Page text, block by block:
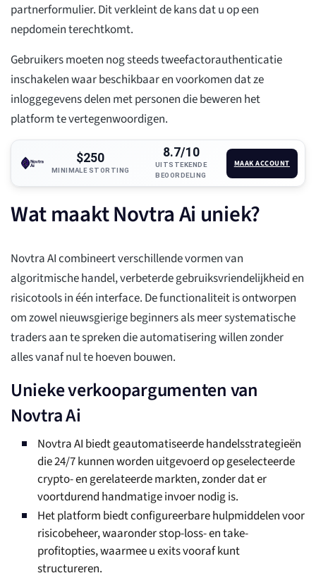
partnerformulier. Dit verkleint de kans dat u op een
nepdomein terechtkomt.
Gebruikers moeten nog steeds tweefactorauthenticatie
inschakelen waar beschikbaar en voorkomen dat ze
inloggegevens delen met personen die beweren het
platform te vertegenwoordigen.
$250
MINIMALE STORTING
8.7/10
UITSTEKENDE
BEOORDELING
MAAK ACCOUNT
Wat maakt Novtra Ai uniek?
Novtra AI combineert verschillende vormen van
algoritmische handel, verbeterde gebruiksvriendelijkheid en
risicotools in één interface. De functionaliteit is ontworpen
om zowel nieuwsgierige beginners als meer systematische
traders aan te spreken die automatisering willen zonder
alles vanaf nul te hoeven bouwen.
Unieke verkoopargumenten van
Novtra Ai
Novtra AI biedt geautomatiseerde handelsstrategieën
die 24/7 kunnen worden uitgevoerd op geselecteerde
crypto- en gerelateerde markten, zonder dat er
voortdurend handmatige invoer nodig is.
Het platform biedt configureerbare hulpmiddelen voor
risicobeheer, waaronder stop-loss- en take-
profitopties, waarmee u exits vooraf kunt
structureren.